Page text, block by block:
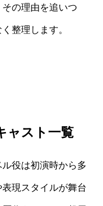
の理由を追いつ
整理します。
ャスト一覧
役は初演時から多
現スタイルが舞台